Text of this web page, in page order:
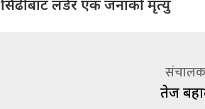
सिँढीबाट लडेर एक जनाको मृत्यु
तेज